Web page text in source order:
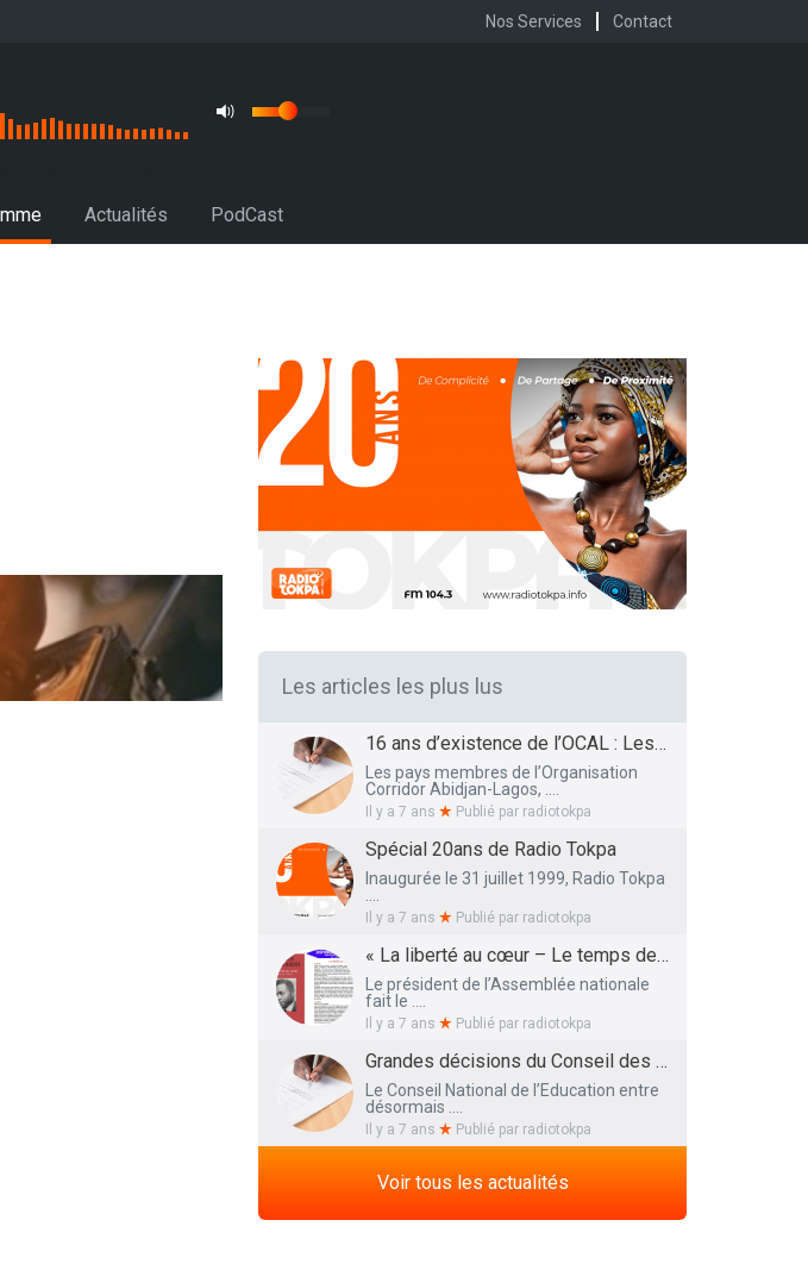
Nos Services Contact
Actualités PodCast
Les articles les plus lus
16 ans d’existence de l’OCAL : Les Ministres des Infrastructures et Transports et de la Santé présentent le bilan et les Perspectives
Les pays membres de l’Organisation
Corridor Abidjan-Lagos, ....
Il y a 7 ans Publié par radiotokpa
Spécial 20ans de Radio Tokpa
Inaugurée le 31 juillet 1999, Radio Tokpa
Il y a 7 ans Publié par radiotokpa
« La liberté au cœur – Le temps des semailles », l’essai autobiographique de Me Adrien HOUNGBEDJI rendu public
Le président de l’Assemblée nationale
fait le ....
Il y a 7 ans Publié par radiotokpa
Grandes décisions du Conseil des Ministres de ce 27 Mars 2019 : La liste définitive des membres du Conseil National de l’Education dévoilée
Le Conseil National de l’Education entre
désormais ....
Il y a 7 ans Publié par radiotokpa
Voir tous les actualités